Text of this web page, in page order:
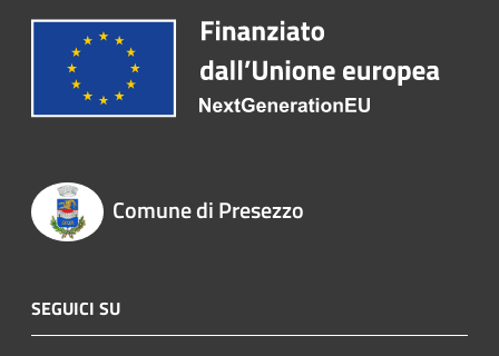
Comune di Presezzo
SEGUICI SU